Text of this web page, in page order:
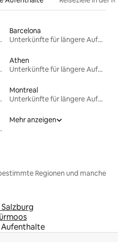
Barcelona
Unterkünfte für längere Aufenthalte
Athen
Unterkünfte für längere Aufenthalte
Montreal
Unterkünfte für längere Aufenthalte
Mehr anzeigen
Regionen und manche
Salzburg